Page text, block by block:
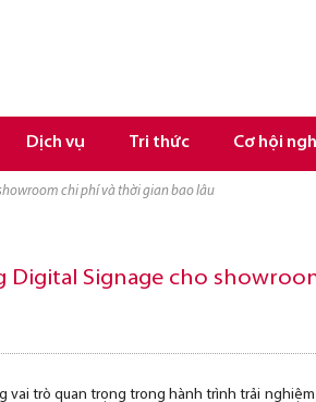
Dịch vụ Tri thức Cơ hội
chi phí và thời gian bao lâu
Digital Signage cho
vai trò quan trọng trong hành trình trải